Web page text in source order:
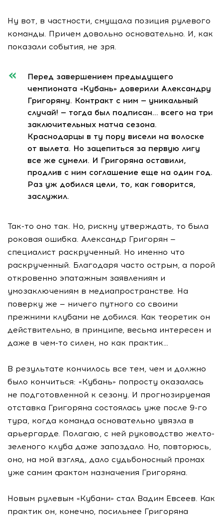
Ну вот, в частности, смущала позиция рулевого
команды. Причем довольно основательно. И, как
показали события, не зря.
Перед завершением предыдущего
чемпионата «Кубань» доверили Александру
Григоряну. Контракт с ним — уникальный
случай! — тогда был подписан… всего на три
заключительных матча сезона.
Краснодарцы в ту пору висели на волоске
от вылета. Но зацепиться за первую лигу
все же сумели. И Григоряна оставили,
продлив с ним соглашение еще на один год.
Раз уж добился цели, то, как говорится,
заслужил.
Так-то оно так. Но, рискну утверждать, то была
роковая ошибка. Александр Григорян —
специалист раскрученный. Но именно что
раскрученный. Благодаря часто острым, а порой
откровенно эпатажным заявлениям и
умозаключениям в медиапространстве. На
поверку же — ничего путного со своими
прежними клубами не добился. Как теоретик он
действительно, в принципе, весьма интересен и
даже в чем-то силен, но как практик…
В результате кончилось все тем, чем и должно
было кончиться: «Кубань» попросту оказалась
не подготовленной к сезону. И прогнозируемая
отставка Григоряна состоялась уже после 9-го
тура, когда команда основательно увязла в
арьергарде. Полагаю, с ней руководство желто-
зеленого клуба даже запоздало. Но, повторюсь,
оно, на мой взгляд, дало судьбоносный промах
уже самим фактом назначения Григоряна.
Новым рулевым «Кубани» стал Вадим Евсеев. Как
практик он, конечно, посильнее Григоряна